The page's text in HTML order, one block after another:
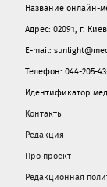
Название онлайн-
Адрес: 02091, г.
E-mail:
Телефон: 044-205-
Идентификатор
Контакты
Редакция
Про проект
Редакционная